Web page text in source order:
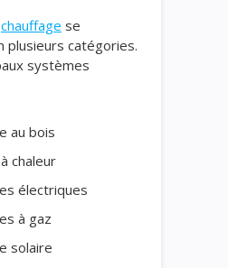
chauffage se
plusieurs catégories.
systèmes
au bois
chaleur
électriques
à gaz
solaire